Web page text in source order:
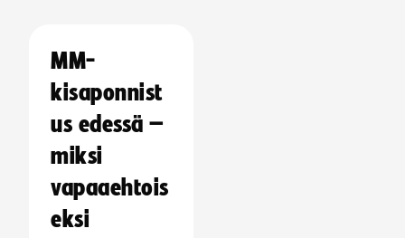
MM-
kisaponnist
us edessä –
miksi
vapaaehtois
eksi